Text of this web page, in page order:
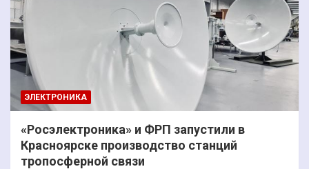
ЭЛЕКТРОНИКА
«Росэлектроника» и ФРП запустили в
Красноярске производство станций
тропосферной связи